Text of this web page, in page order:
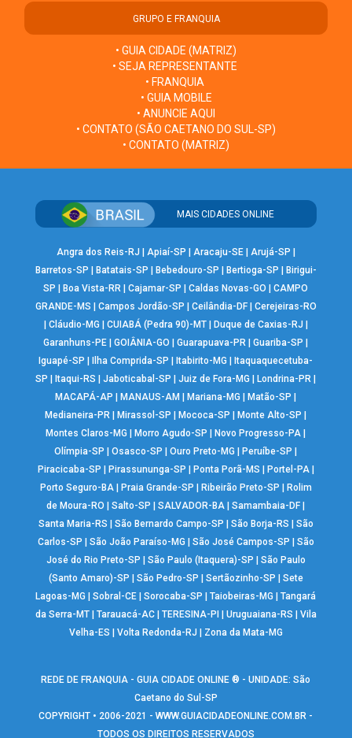
GRUPO E FRANQUIA
• GUIA CIDADE (MATRIZ)
• SEJA REPRESENTANTE
• FRANQUIA
• GUIA MOBILE
• ANUNCIE AQUI
• CONTATO (SÃO CAETANO DO SUL-SP)
• CONTATO (MATRIZ)
MAIS CIDADES ONLINE
Angra dos Reis-RJ Apiaí-SP Aracaju-SE| Arujá-SP
Barretos-SP
Batatais-SP Bebedouro-SP Bertioga-SP
Birigui-
SP
Boa Vista-RR |Cajamar-SP |Caldas Novas-GO |CAMPO
GRANDE-MS
Campos Jordão-SP Ceilândia-DF| Cerejeiras-RO
Cláudio-MG CUIABÁ (Pedra 90)-MT| Duque de Caxias-RJ
Garanhuns-PE |GOIÂNIA-GO |Guarapuava-PR |Guariba-SP
Iguapé-SP
Ilha Comprida-SP Itabirito-MG
Itaquaquecetuba-
SP
Itaqui-RS |Jaboticabal-SP |Juiz de Fora-MG Londrina-PR
MACAPÁ-AP
MANAUS-AM Mariana-MG Matão-SP
Medianeira-PR
Mirassol-SP Mococa-SP Monte Alto-SP
Montes Claros-MG
Morro Agudo-SP Novo Progresso-PA
Olímpia-SP
|Osasco-SP |Ouro Preto-MG Peruíbe-SP
Piracicaba-SP
Pirassununga-SP Ponta Porã-MS Portel-PA|
Porto Seguro-BA| Praia Grande-SP Ribeirão Preto-SP
Rolim
de Moura-RO
|Salto-SP |SALVADOR-BA |Samambaia-DF
Santa Maria-RS
São Bernardo Campo-SP São Borja-RS
São
Carlos-SP
São João Paraíso-MG São José Campos-SP
São
José do Rio Preto-SP
São Paulo (Itaquera)-SP
São Paulo
(Santo Amaro)-SP
São Pedro-SP Sertãozinho-SP
Sete
Lagoas-MG
|Sobral-CE |Sorocaba-SP |Taiobeiras-MG |Tangará
da Serra-MT| Tarauacá-AC| TERESINA-PI Uruguaiana-RS
Vila
Velha-ES
Volta Redonda-RJ Zona da Mata-MG
REDE DE FRANQUIA - GUIA CIDADE ONLINE ® - UNIDADE: São
Caetano do Sul-SP
COPYRIGHT • 2006-2021 -WWW.GUIACIDADEONLINE.COM.BR -
TODOS OS DIREITOS RESERVADOS